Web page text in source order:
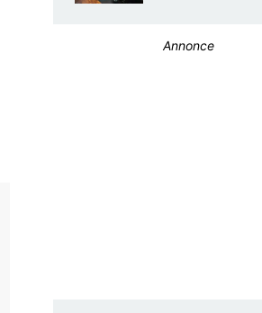
Annonce